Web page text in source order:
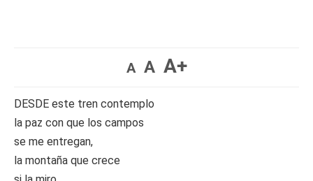
A A A+
DESDE este tren contemplo
la paz con que los campos
se me entregan,
la montaña que crece